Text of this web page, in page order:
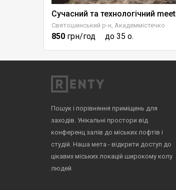
Сучасний та технологічний
Святошинський р-н, Академмістечко
850 грн/год до 35 о.
Пошук і порівняння приміщень для
заходів. Унікальні простори від
конференц залів до міських лофтів і
студій. Наша мета - відкрити доступ до
цікавих міських локацій широкому колу
людей